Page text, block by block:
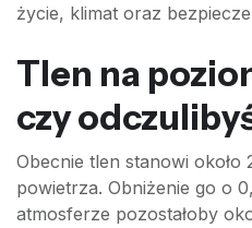
życie, klimat oraz
Tlen na
czy
Obecnie tlen stanowi
powietrza. Obniżenie go o
atmosferze pozostałoby